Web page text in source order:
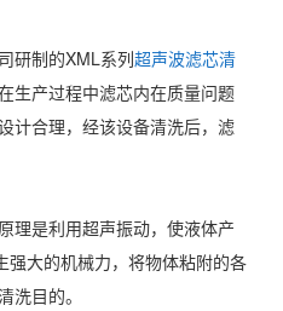
研制的XML系列超声波滤芯清
生产过程中滤芯内在质量问题
计合理，经该设备清洗后，滤
理是利用超声振动，使液体产
强大的机械力，将物体粘附的各
洗目的。